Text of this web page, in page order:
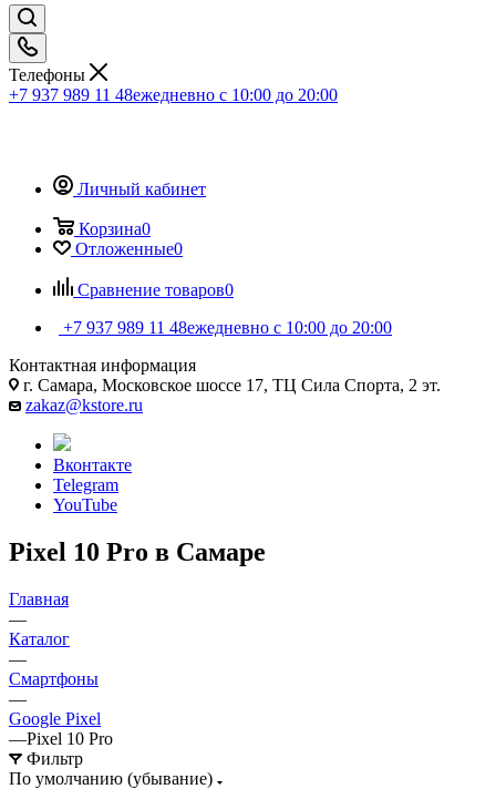
Телефоны
+7 937 989 11 48ежедневно с 10:00 до 20:00
Личный кабинет
Корзина0
Отложенные0
Сравнение товаров0
+7 937 989 11 48ежедневно с 10:00 до 20:00
Контактная информация
г. Самара, Московское шоссе 17, ТЦ Сила Спорта, 2 эт.
zakaz@kstore.ru
Вконтакте
Telegram
YouTube
Pixel 10 Pro в Самаре
Главная
—
Каталог
—
Смартфоны
—
Google Pixel
—Pixel 10 Pro
Фильтр
По умолчанию (убывание)